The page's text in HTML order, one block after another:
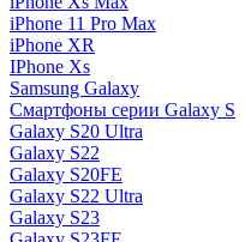
iPhone 11 Pro Max
iPhone XR
IPhone Xs
Samsung Galaxy
Смартфоны серии Galaxy S
Galaxy S20 Ultra
Galaxy S22
Galaxy S20FE
Galaxy S22 Ultra
Galaxy S23